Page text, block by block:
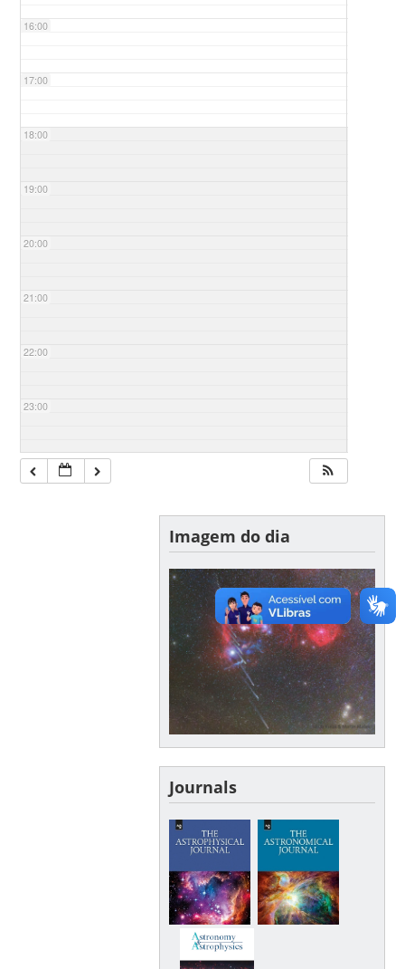
16:00
17:00
18:00
19:00
20:00
21:00
22:00
23:00
Imagem do dia
Journals